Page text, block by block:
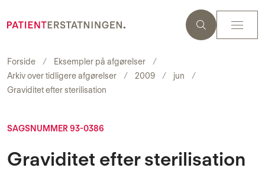
Forside
Eksempler på afgørelser
Arkiv over tidligere afgørelser
2009
jun
Graviditet efter sterilisation
SAGSNUMMER 93-0386
Graviditet efter sterilisation